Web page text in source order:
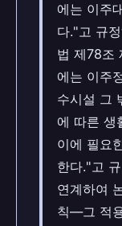
에는 이주
다."고 규
법 제78조
에는 이주
수시설 그
에 따른 생
이에 필요
한다."고
연계하여
칙—그 적